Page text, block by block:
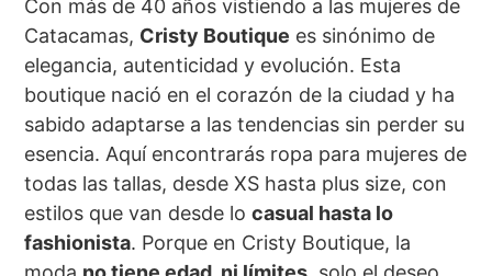
Con más de 40 años vistiendo a las mujeres de
Catacamas, Cristy Boutique es sinónimo de
elegancia, autenticidad y evolución. Esta
boutique nació en el corazón de la ciudad y ha
sabido adaptarse a las tendencias sin perder su
esencia. Aquí encontrarás ropa para mujeres de
todas las tallas, desde XS hasta plus size, con
estilos que van desde locasual hasta lo
fashionista. Porque en Cristy Boutique, la